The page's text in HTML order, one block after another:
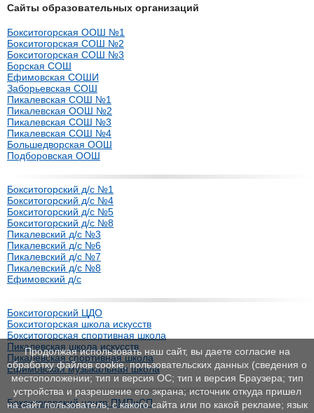
Сайты образовательных организаций
Бокситогорская ООШ №1
Бокситогорская СОШ №2
Бокситогорская СОШ №3
Борская СОШ
Ефимовская СОШИ
Заборьевская СОШ
Пикалевская СОШ №1
Пикалевская ООШ №2
Пикалевская СОШ №3
Пикалевская СОШ №4
Большедворская ООШ
Подборовская ООШ
Бокситогорский д/с №1
Бокситогорский д/с №4
Бокситогорский д/с №5
Бокситогорский д/с №8
Пикалевский д/с №3
Пикалевский д/с №6
Пикалевский д/с №7
Пикалевский д/с №8
Ефимовский д/с
Бокситогорский ЦДО
Бокситогорская школа искусств
Бокситогорская спортивная школа
Пикалевская школа искусств
Пикалевская спортивная школа
Ефимовская музыкальная школа
Бокситогорский центр ПМПиСП
Продолжая использовать наш сайт, вы даете согласие на
обработку файлов cookie, пользовательских данных (сведения о
местоположении; тип и версия ОС; тип и версия Браузера; тип
устройства и разрешение его экрана; источник откуда пришел
на сайт пользователь; с какого сайта или по какой рекламе; язык